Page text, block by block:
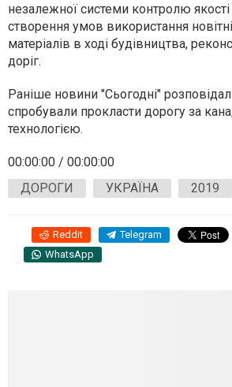
незалежної системи контролю
створення умов використання
матеріалів в ході будівництва,
доріг.
Раніше новини "Сьогодні"
спробували прокласти дорогу за
технологією.
00:00:00 / 00:00:00
ДОРОГИ
УКРАЇНА 2019
Reddit Telegram
WhatsApp